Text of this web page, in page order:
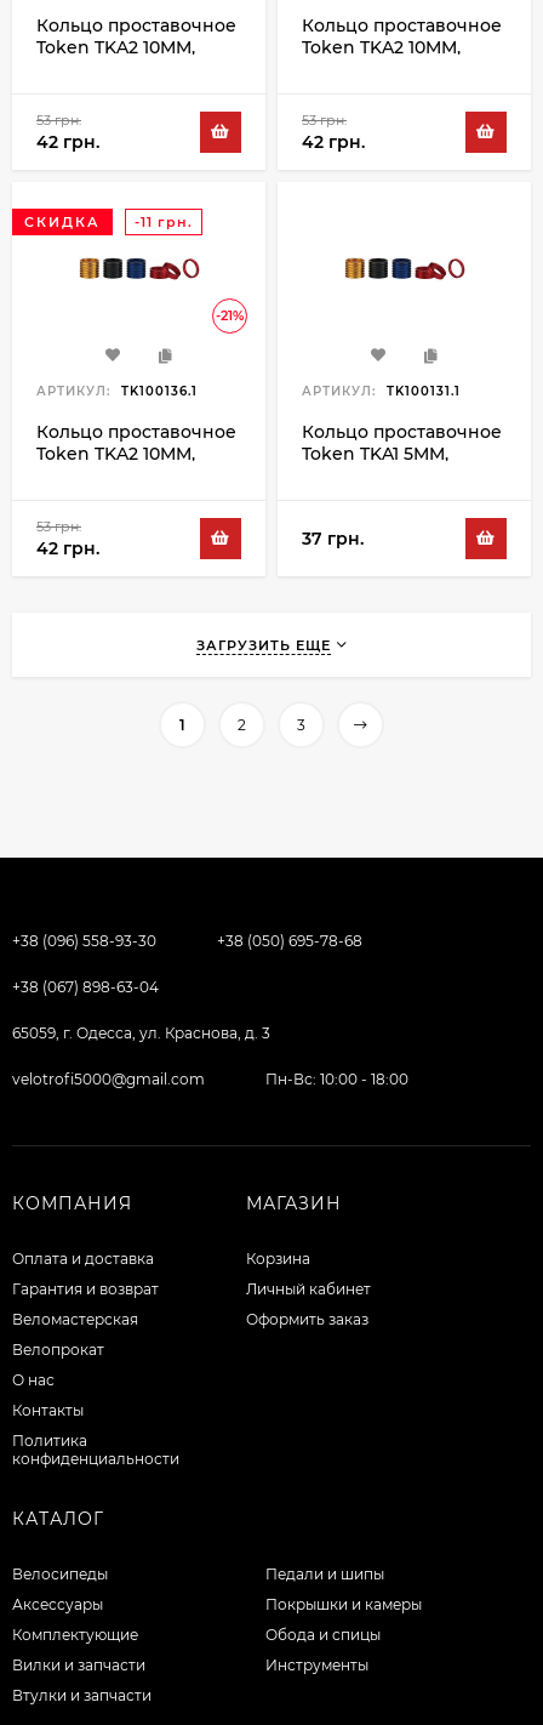
Кольцо проставочное
Token TKA2 10MM,
53 грн.
42 грн.
Кольцо проставочное
Token TKA2 10MM,
53 грн.
42 грн.
-21%
СКИДКА -11 грн.
АРТИКУЛ: TK100136.1
Кольцо проставочное
Token TKA2 10MM,
53 грн.
42 грн.
АРТИКУЛ: TK100131.1
Кольцо проставочное
Token TKA1 5MM,
37 грн.
ЗАГРУЗИТЬ ЕЩЕ
1 2 3
+38 (096) 558-93-30 +38 (050) 695-78-68
+38 (067) 898-63-04
65059, г. Одесса, ул. Краснова, д. 3
velotrofi5000@gmail.com Пн-Вс: 10:00 - 18:00
КОМПАНИЯ
Оплата и доставка
Гарантия и возврат
Веломастерская
Велопрокат
О нас
Контакты
Политика
конфиденциальности
МАГАЗИН
Корзина
Личный кабинет
Оформить заказ
КАТАЛОГ
Велосипеды
Аксессуары
Комплектующие
Вилки и запчасти
Втулки и запчасти
Педали и шипы
Покрышки и камеры
Обода и спицы
Инструменты